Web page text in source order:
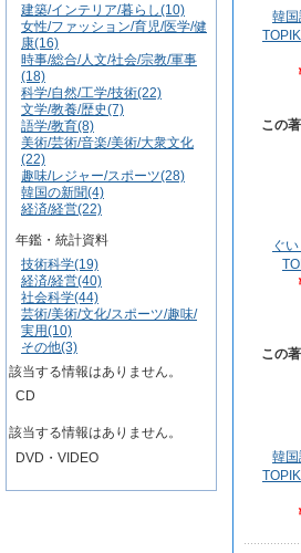
建築/インテリア/暮らし(10)
女性/ファッション/育児/医学/健
康(16)
時事/総合/人文/社会/宗教/軍事
(18)
科学/自然/工学/技術(22)
文学/教養/歴史(7)
語学/教育(8)
美術/芸術/音楽/美術/大衆文化
(22)
趣味/レジャー/スポーツ(28)
韓国の新聞(4)
経済/経営(22)
年鑑・統計資料
技術科学(19)
経済/経営(40)
社会科学(44)
芸術/美術/文化/スポーツ/趣味/
実用(10)
その他(3)
該当する情報はありません。
CD
該当する情報はありません。
DVD・VIDEO
韓
この
ぐ
この
韓